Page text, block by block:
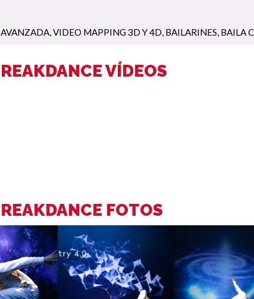
VIDEO MAPPING 3D Y 4D BAILARINES BAILA
VÍDEOS
FOTOS